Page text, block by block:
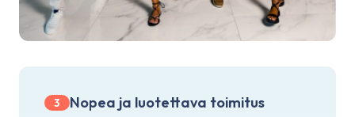
3 Nopea ja luotettava toimitus